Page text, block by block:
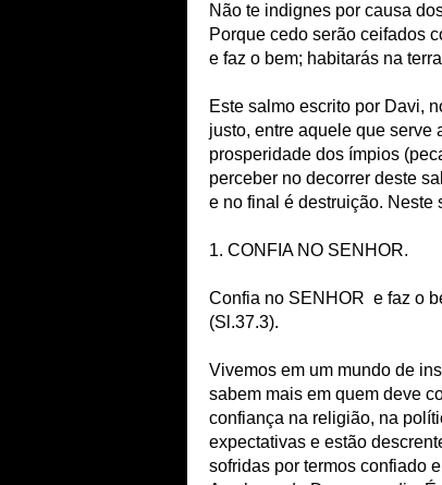
Não te indignes por causa
Porque cedo serão ceifados
e faz o bem; habitarás na
Este salmo escrito por Davi,
justo, entre aquele que serve
prosperidade dos ímpios
perceber no decorrer deste
e no final é destruição. Neste
1. CONFIA NO SENHOR.
Confia no SENHOR e faz o
(Sl.37.3).
Vivemos em um mundo de
sabem mais em quem deve
confiança na religião, na
expectativas e estão
sofridas por termos confiado